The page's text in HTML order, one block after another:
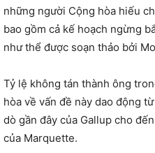
những người Cộng hòa hiếu
bao gồm cả kế hoạch ngừng
như thể được soạn thảo bởi
Tỷ lệ không tán thành ông
hòa về vấn đề này dao động
dò gần đây của Gallup cho
của Marquette.